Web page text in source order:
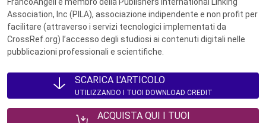
Association, Inc (PILA), associazione indipendente e non profit per
facilitare (attraverso i servizi tecnologici implementati da
CrossRef.org) l’accesso degli studiosi ai contenuti digitali nelle
pubblicazioni professionali e scientifiche.
SCARICA L'ARTICOLO
UTILIZZANDO I TUOI DOWNLOAD CREDIT
ACQUISTA QUI I TUOI